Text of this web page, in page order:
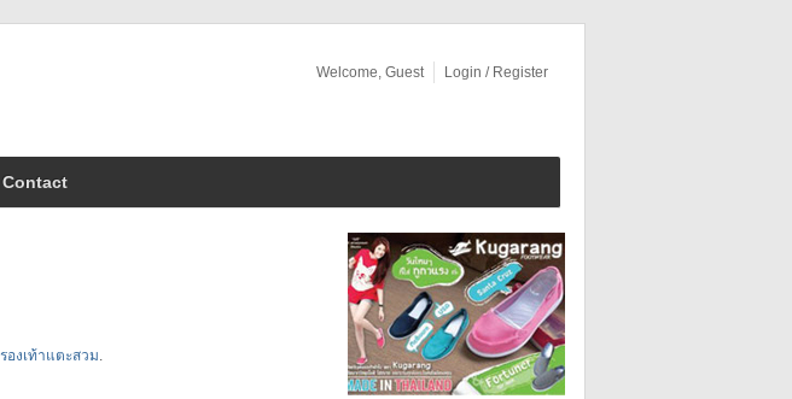
Welcome, Guest Login / Register
Contact
รองเท้าแตะสวม.